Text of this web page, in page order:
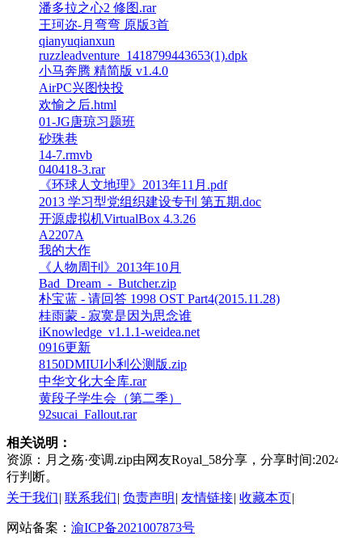
潘多拉之心2 修图.rar
王珂迩-月弯弯 原版3首
qianyuqianxun
ruzzleadventure_1418799443653(1).dpk
小马奔腾 精简版 v1.4.0
AirPC兴图快投
欢愉之后.html
01-JG唐琼习题班
砂珠巷
14-7.rmvb
040418-3.rar
《环球人文地理》2013年11月.pdf
2013 学习型党组织建设专刊 第五期.doc
开源虚拟机VirtualBox 4.3.26
A2207A
我的大作
《人物周刊》2013年10月
Bad_Dream_-_Butcher.zip
朴宝蓝 - 请回答 1998 OST Part4(2015.11.28)
桂雨蒙 - 寂寞是因为思念谁
iKnowledge_v1.1.1-weidea.net
0916更新
8150DMIUI小利公测版.zip
中华文化大全库.rar
黄段子学生会（第二季）
92sucai_Fallout.rar
相关说明：
资源：月之殇·变调.zip由网友Royal_58分享，分享时间
行判断。
关于我们| 联系我们| 负责声明 | 友情链接| 收藏本页|
网站备案： 渝ICP备2021007873号